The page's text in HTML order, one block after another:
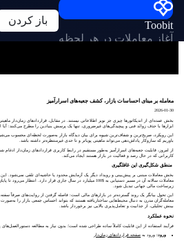
Toobit
آغاز معاملات در هر لحظه
باز کردن
معامله بر مبنای احساسات بازار، کشف جعبه‌های اسرارآمیز
2026-01-30
بخش عمده‌ای از اندیکاتورها چیزی جز نویز اطلاعاتی نیستند. در مقابل، قراردادهای زمان‌دار
ابزارها با حذف زوائد فنی و پیچیدگی‌های غیرضروری، تنها یک پرسش بنیادین را مطرح می‌کنند: آیا
این رویکرد، صریح‌ترین و شفاف‌ترین شیوه برای بیان دیدگاه بازار به‌صورت لحظه‌ای محسوب
باوریم که سازوکار پاداش‌دهی می‌تواند ماهیتی پویاتر و تا حدی غیرمنتظره‌تر داشته باشد.
از امروز، قابلیت جعبه‌های اسرارآمیز به‌طور مستقیم در رابط کاربری قراردادهای زمان‌دار
کاربرانی که در حال رصد و فعالیت در بازار هستند ایجاد می‌کند.
منطق شکل‌گیری این غافلگیری
بخش معاملات مبتنی بر پیش‌بینی و رویداد دیگر یک آزمایش محدود یا حاشیه‌ای تلقی نمی‌شود.
زیرساخت مالی جهانی تبدیل شود.
این تحول بیانگر یک روند گسترده‌تر در بازارهای مالی است: فاصله گرفتن از روایت‌های صرفاً
معامله‌گران مدرن به دنبال محیط‌هایی ساختاریافته هستند که بتواند احساس جمعی بازار را
بینش تحلیلی، از جذابیت و تعامل‌پذیری بالایی نیز برخوردار باشد.
نحوه عملکرد
فرآیند استفاده از این قابلیت کاملاً ساده طراحی شده است؛ بدون نیاز به مطالعه
ورود:ورود به صفحه قراردادهای زمان‌دار